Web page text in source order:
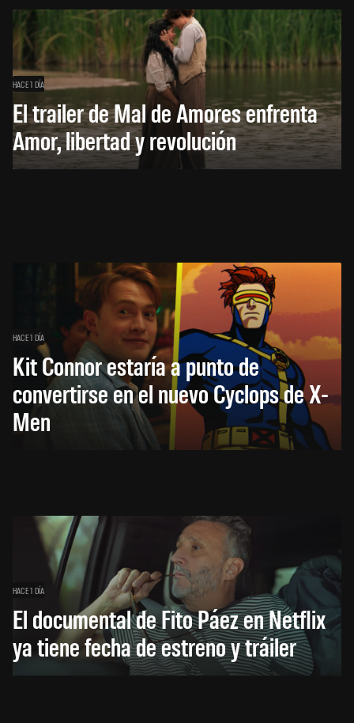
HACE 1 DÍA
El trailer de Mal de Amores enfrenta
Amor, libertad y revolución
HACE 1 DÍA
Kit Connor estaría a punto de
convertirse en el nuevo Cyclops de X-
Men
HACE 1 DÍA
El documental de Fito Páez en Netflix
ya tiene fecha de estreno y tráiler